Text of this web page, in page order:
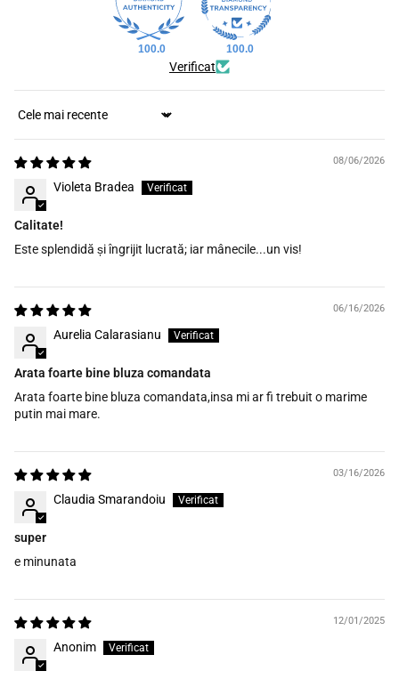
100.0 100.0
Verificat
Sort by
08/06/2026
Violeta Bradea
Calitate!
Este splendidă și îngrijit lucrată; iar mânecile...un vis!
06/16/2026
Aurelia Calarasianu
Arata foarte bine bluza comandata
Arata foarte bine bluza comandata,insa mi ar fi trebuit o marime
putin mai mare.
03/16/2026
Claudia Smarandoiu
super
e minunata
12/01/2025
Anonim